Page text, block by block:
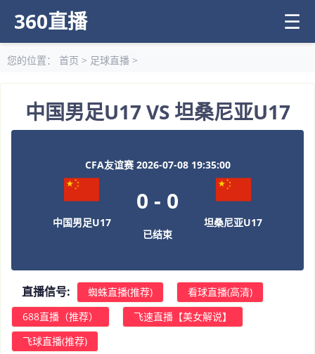
360直播 ☰
您的位置： 首页 > 足球直播 >
中国男足U17 VS 坦桑尼亚U17
CFA友谊赛 2026-07-08 19:35:00
中国男足U17
0 - 0
已结束
坦桑尼亚U17
直播信号: 蜘蛛直播(推荐)
看球直播(高清)
688直播（推荐）
飞速直播【美女解说】
飞球直播(推荐)